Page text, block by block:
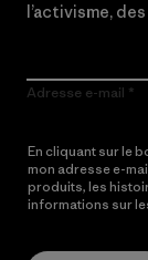
l’activisme,
Adresse e-mail
En cliquant sur le
mon adresse e-
produits, les
informations sur